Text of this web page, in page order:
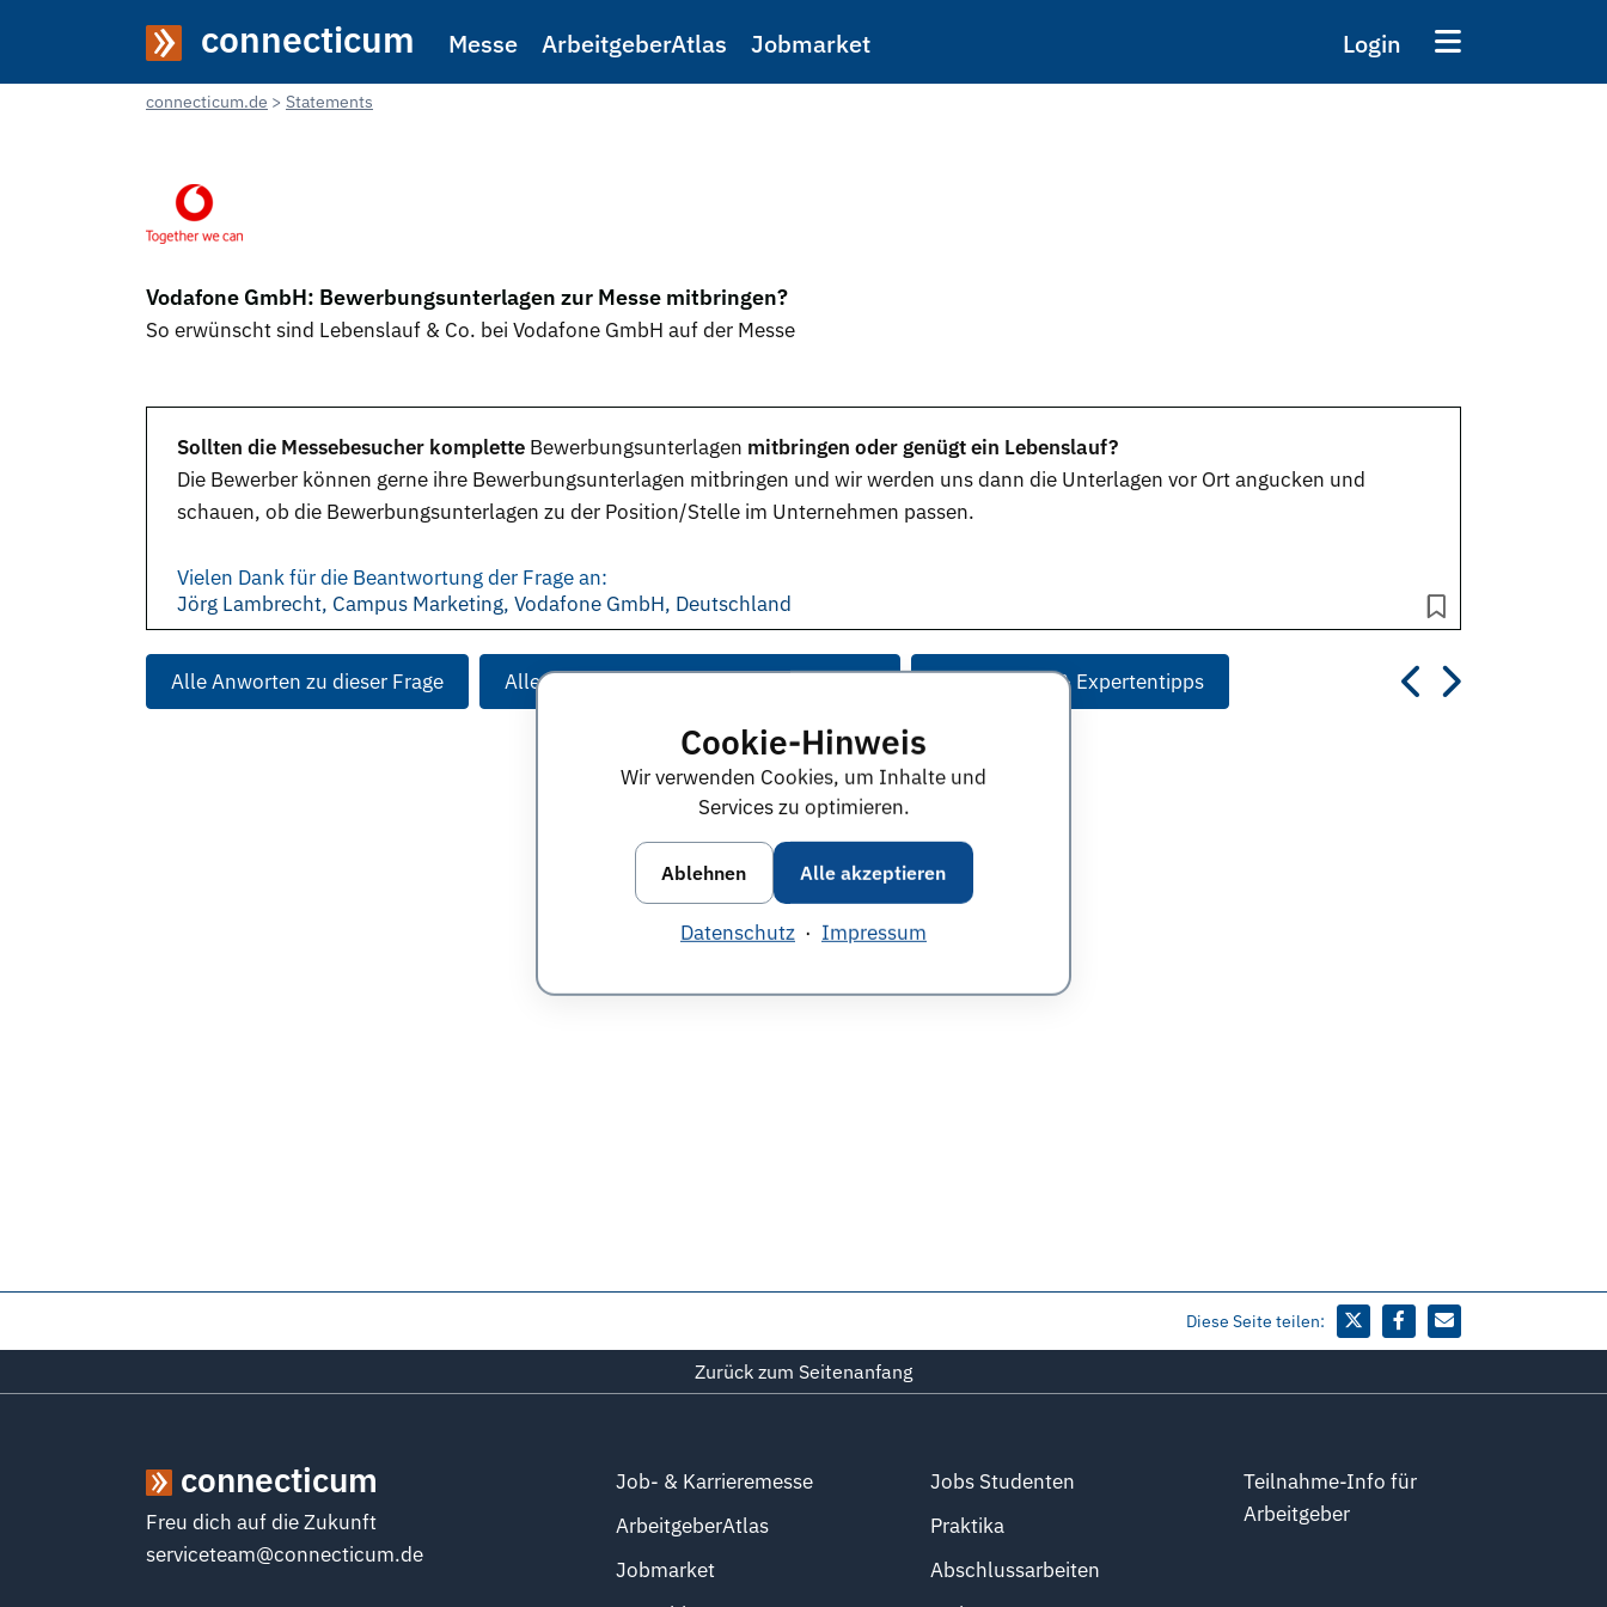
Cookie-Hinweis
Wir verwenden Cookies, um Inhalte und
Services zu optimieren.
Ablehnen Alle akzeptieren
Datenschutz · Impressum
connecticum Messe ArbeitgeberAtlas Jobmarket Login
connecticum.de Statements
Vodafone GmbH: Bewerbungsunterlagen zur Messe mitbringen?
So erwünscht sind Lebenslauf & Co. bei Vodafone GmbH auf der Messe
Sollten die Messebesucher komplette Bewerbungsunterlagen mitbringen oder genügt ein Lebenslauf?
Die Bewerber können gerne ihre Bewerbungsunterlagen mitbringen und wir werden uns dann die Unterlagen vor Ort angucken und
schauen, ob die Bewerbungsunterlagen zu der Position/Stelle im Unternehmen passen.
Vielen Dank für die Beantwortung der Frage an:
Jörg Lambrecht, Campus Marketing, Vodafone GmbH, Deutschland
Alle Anworten zu dieser Frage Alle Anworten von diesem Unternehmen Alle Themen & Expertentipps
Diese Seite teilen:
Zurück zum Seitenanfang
connecticum
Freu dich auf die Zukunft
serviceteam@connecticum.de
Job- & Karrieremesse
ArbeitgeberAtlas
Jobmarket
Jobs Studenten
Praktika
Abschlussarbeiten
Teilnahme-Info für
Arbeitgeber